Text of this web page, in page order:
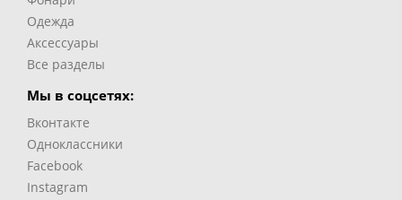
Одежда
Аксессуары
Все разделы
Мы в соцсетях:
Вконтакте
Одноклассники
Facebook
Instagram